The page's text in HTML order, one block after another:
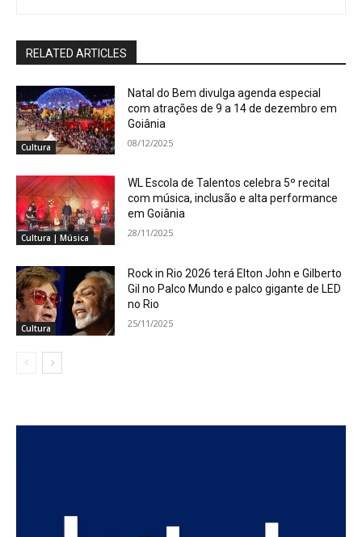
RELATED ARTICLES
Cultura
Natal do Bem divulga agenda especial
com atrações de 9 a 14 de dezembro em
Goiânia
08/12/2025
Cultura | Música
WL Escola de Talentos celebra 5º recital
com música, inclusão e alta performance
em Goiânia
28/11/2025
Cultura
Rock in Rio 2026 terá Elton John e Gilberto
Gil no Palco Mundo e palco gigante de LED
no Rio
25/11/2025